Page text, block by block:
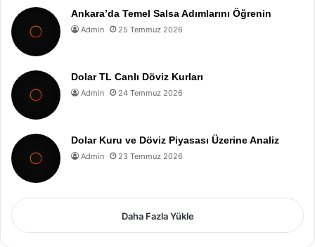
Ankara’da Temel Salsa Adımlarını Öğrenin
Admin 25 Temmuz 2026
Dolar TL Canlı Döviz Kurları
Admin 24 Temmuz 2026
Dolar Kuru ve Döviz Piyasası Üzerine Analiz
Admin 23 Temmuz 2026
Daha Fazla Yükle